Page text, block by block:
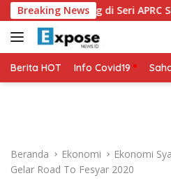
a
g
u
Breaking News
Bertarung di Seri APRC
Berita HOT Info Covid19
Beranda Ekonomi
Ekonomi
Gelar Road To Fesyar 2020